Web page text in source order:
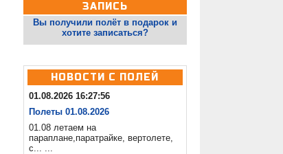
ЗАПИСЬ
Вы получили полёт в подарок и
хотите записаться?
НОВОСТИ С ПОЛЕЙ
01.08.2026 16:27:56
Полеты 01.08.2026
01.08 летаем на
параплане,паратрайке, вертолете,
с... ...